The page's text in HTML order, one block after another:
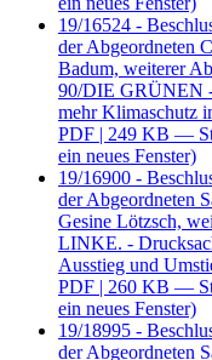
19/16524 -
der Abgeordneten
Badum, weiterer
90/DIE GRÜNEN
mehr Klimaschutz
PDF | 249 KB —
ein neues Fenster)
19/16900 -
der Abgeordneten
Gesine Lötzsch,
LINKE. -
Ausstieg und
PDF | 260 KB —
ein neues Fenster)
19/18995 -
der Abgeordneten